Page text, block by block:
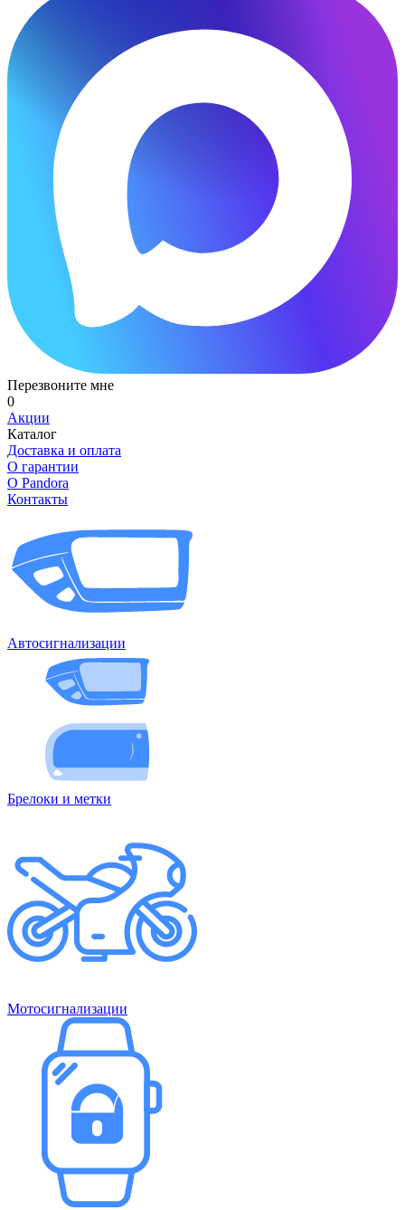
Перезвоните мне
0
Акции
Каталог
Доставка и оплата
О гарантии
О Pandora
Контакты
Автосигнализации
Брелоки и метки
Мотосигнализации